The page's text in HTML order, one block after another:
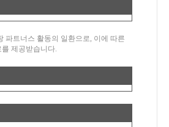
파트너스 활동의 일환으로, 이에 따른
제공받습니다.